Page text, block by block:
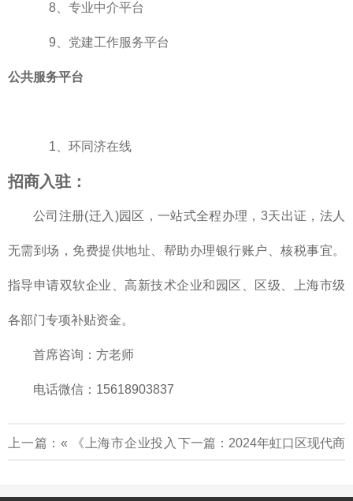
8、 专业中介平台
9、 党建工作服务平台
公共服务平台
1、 环同济在线
招商入驻 ：
公司注册(迁入)园区，一站式全程办理，3天出证，法人
无需到场，免费提供地址、帮助办理银行账户、核税事宜。
指导申请双软企业、高新技术企业和园区、区级、上海市级
各部门专项补贴资金。
首席咨询：方老师
电话微信：15618903837
上一篇：« 《上海市企业投入 下一篇： 2024年虹口区现代商